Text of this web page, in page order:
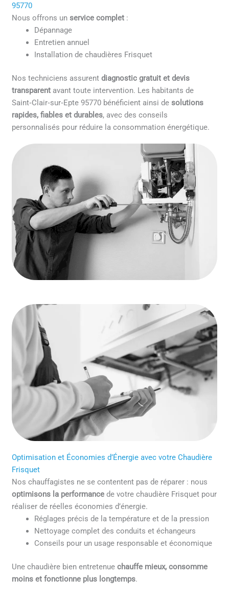
95770
Nous offrons unservice complet :
Dépannage
Entretien annuel
Installation de chaudières Frisquet
Nos techniciens assurentdiagnostic gratuit et devis
transparent avant toute intervention. Les habitants de
Saint‑Clair‑sur‑Epte 95770 bénéficient ainsi desolutions
rapides, fiables et durables, avec des conseils
personnalisés pour réduire la consommation énergétique.
Optimisation et Économies d’Énergie avec votre Chaudière
Frisquet
Nos chauffagistes ne se contentent pas de réparer : nous
optimisons la performance de votre chaudière Frisquet pour
réaliser de réelles économies d’énergie.
Réglages précis de la température et de la pression
Nettoyage complet des conduits et échangeurs
Conseils pour un usage responsable et économique
Une chaudière bien entretenuechauffe mieux, consomme
moins et fonctionne plus longtemps.